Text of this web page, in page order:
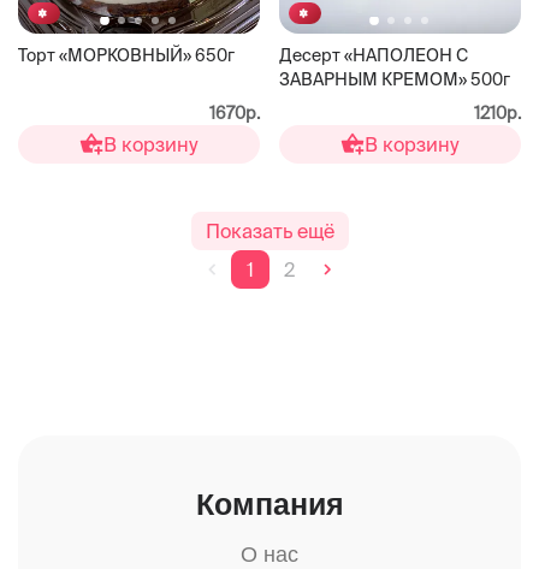
Торт «МОРКОВНЫЙ» 650г
1670р.
В корзину
Десерт «НАПОЛЕОН С
ЗАВАРНЫМ КРЕМОМ» 500г
1210р.
В корзину
Показать ещё
1
2
Компания
О нас